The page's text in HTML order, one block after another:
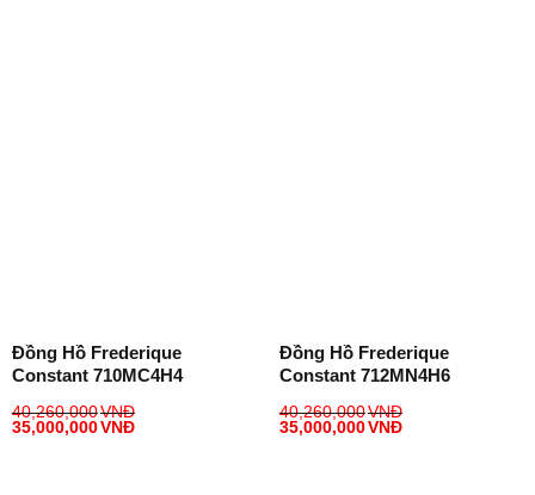
Đồng Hồ Frederique
Constant 710MC4H4
40,260,000VNĐ
35,000,000VNĐ
Đồng Hồ Frederique
Constant 712MN4H6
40,260,000VNĐ
35,000,000VNĐ